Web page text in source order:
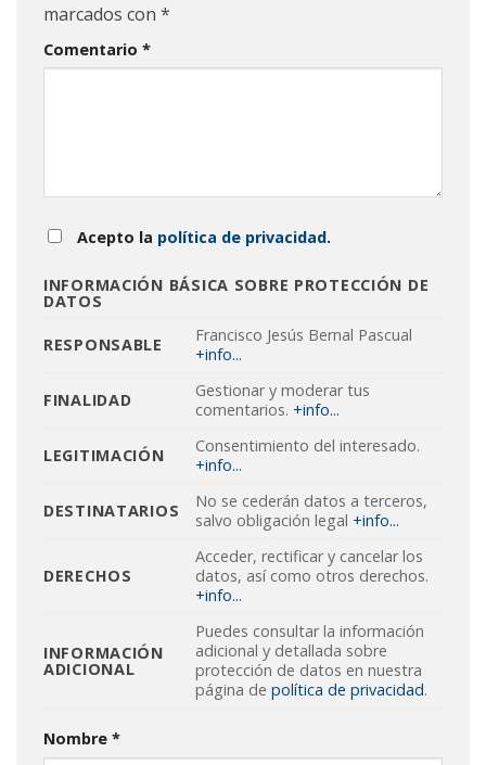
marcados con *
Comentario *
Acepto la política de privacidad.
INFORMACIÓN BÁSICA SOBRE PROTECCIÓN DE
DATOS
RESPONSABLE
Francisco Jesús Bernal Pascual
+info...
FINALIDAD
Gestionar y moderar tus
comentarios. +info...
LEGITIMACIÓN
Consentimiento del interesado.
+info...
DESTINATARIOS
No se cederán datos a terceros,
salvo obligación legal +info...
DERECHOS
Acceder, rectificar y cancelar los
datos, así como otros derechos.
+info...
INFORMACIÓN
ADICIONAL
Puedes consultar la información
adicional y detallada sobre
protección de datos en nuestra
página depolítica de privacidad.
Nombre *